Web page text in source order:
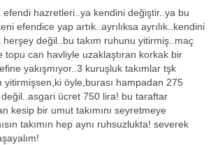
efendi hazretleri..ya kendini değiştir..ya bu
efendice yap artık..ayrılıksa ayrılık..kendini
değil..bu takım ruhunu yitirmiş..maç
topu can havliyle uzaklaştıran korkak bir
yakışmıyor..3 kuruşluk takımlar tşk
yitirmişsen,ki öyle,burası hampadan 275
değil..asgari ücret 750 lira! bu taraftar
kesip bir umut takımını seyretmeye
takımın hep aynı ruhsuzlukta! severek